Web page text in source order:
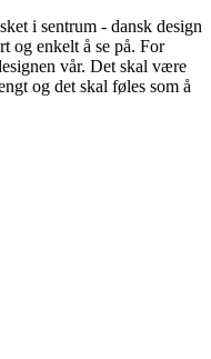
i sentrum - dansk design
og enkelt å se på. For
vår. Det skal være
og det skal føles som å